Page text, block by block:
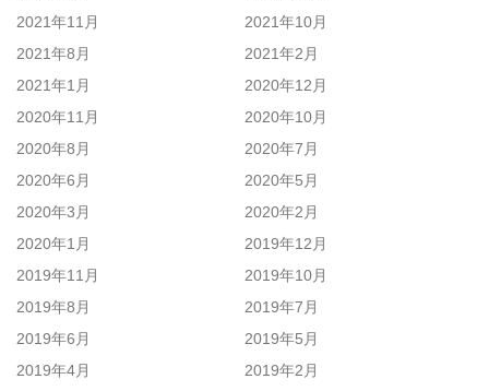
2021年11月
2021年10月
2021年8月
2021年2月
2021年1月
2020年12月
2020年11月
2020年10月
2020年8月
2020年7月
2020年6月
2020年5月
2020年3月
2020年2月
2020年1月
2019年12月
2019年11月
2019年10月
2019年8月
2019年7月
2019年6月
2019年5月
2019年4月
2019年2月